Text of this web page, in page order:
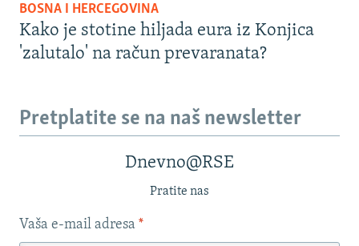
BOSNA I HERCEGOVINA
Kako je stotine hiljada eura iz Konjica
'zalutalo' na račun prevaranata?
Pretplatite se na naš newsletter
Dnevno@RSE
Pratite nas
Vaša e-mail adresa *